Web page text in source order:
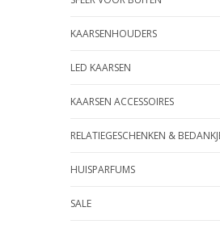
KAARSENHOUDERS
LED KAARSEN
KAARSEN ACCESSOIRES
RELATIEGESCHENKEN &
HUISPARFUMS
SALE